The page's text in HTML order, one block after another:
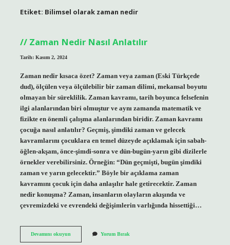
Etiket: Bilimsel olarak zaman nedir
Zaman Nedir Nasıl Anlatılır
Tarih: Kasım 2, 2024
Zaman nedir kısaca özet? Zaman veya zaman (Eski Türkçede
dud), ölçülen veya ölçülebilir bir zaman dilimi, mekansal boyutu
olmayan bir süreklilik. Zaman kavramı, tarih boyunca felsefenin
ilgi alanlarından biri olmuştur ve aynı zamanda matematik ve
fizikte en önemli çalışma alanlarından biridir. Zaman kavramı
çocuğa nasıl anlatılır? Geçmiş, şimdiki zaman ve gelecek
kavramlarını çocuklara en temel düzeyde açıklamak için sabah-
öğlen-akşam, önce-şimdi-sonra ve dün-bugün-yarın gibi dizilerle
örnekler verebilirsiniz. Örneğin: “Dün geçmişti, bugün şimdiki
zaman ve yarın gelecektir.” Böyle bir açıklama zaman
kavramını çocuk için daha anlaşılır hale getirecektir. Zaman
nedir konuşma? Zaman, insanların olayların akışında ve
çevremizdeki ve evrendeki değişimlerin varlığında hissettiği…
Devamını okuyunZaman
Yorum Bırak